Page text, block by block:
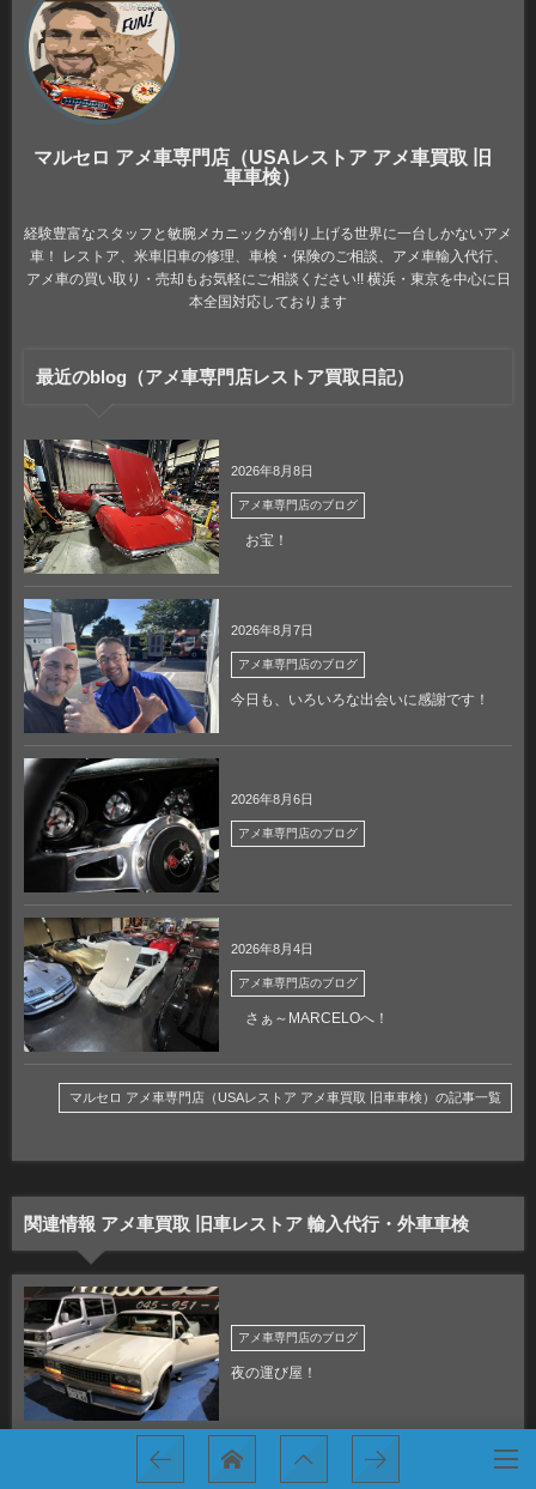
マルセロ アメ車専門店（USAレストア アメ車買取 旧
車車検）
経験豊富なスタッフと敏腕メカニックが創り上げる世界に一台しかないアメ
車！ レストア、米車旧車の修理、車検・保険のご相談、アメ車輸入代行、
アメ車の買い取り・売却もお気軽にご相談ください!! 横浜・東京を中心に日
本全国対応しております
最近のblog（アメ車専門店レストア買取日記）
2026年8月8日
アメ車専門店のブログ
お宝！
2026年8月7日
アメ車専門店のブログ
今日も、いろいろな出会いに感謝です！
2026年8月6日
アメ車専門店のブログ
2026年8月4日
アメ車専門店のブログ
さぁ～MARCELOへ！
マルセロ アメ車専門店（USAレストア アメ車買取 旧車車検）の記事一覧
関連情報 アメ車買取 旧車レストア 輸入代行・外車車検
アメ車専門店のブログ
夜の運び屋！